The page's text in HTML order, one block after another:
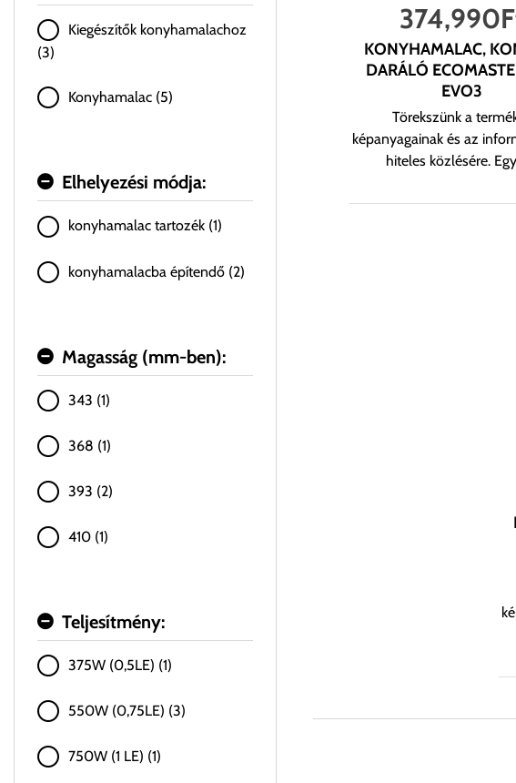
Kiegészítők konyhamalachoz
(3)
Konyhamalac (5)
Elhelyezési módja:
konyhamalac tartozék (1)
konyhamalacba építendő (2)
Magasság (mm-ben):
343 (1)
368 (1)
393 (2)
410 (1)
Teljesítmény:
375W (0,5LE) (1)
550W (0,75LE) (3)
750W (1 LE) (1)
374,990
KONYHAMALAC,
DARÁLÓ
EVO3
Törekszünk a
képanyagainak és az
hiteles közlésére.